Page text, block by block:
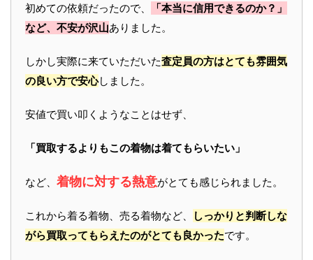
初めての依頼だったので、
「本当に信用できるのか？」
など、不安が沢山ありました。
しかし実際に来ていただいた査定員の方はとても雰囲気
の良い方で安心しました。
安値で買い叩くようなことはせず、
「買取するよりもこの着物は着てもらいたい」
など、 着物に対する熱意がとても感じられました。
これから着る着物、売る着物など、
しっかりと判断しな
がら買取ってもらえたのがとても良かったです。